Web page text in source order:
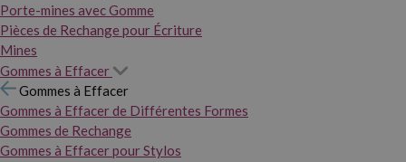
Porte-mines avec Gomme
Pièces de Rechange pour Écriture
Mines
Gommes à Effacer
Gommes à Effacer
Gommes à Effacer de Différentes Formes
Gommes de Rechange
Gommes à Effacer pour Stylos